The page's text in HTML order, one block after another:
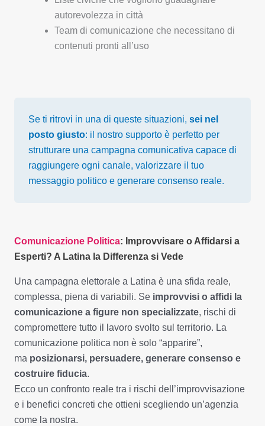
autorevolezza in città
Team di comunicazione che necessitano di
contenuti pronti all’uso
Se ti ritrovi in una di queste situazioni, sei nel
posto giusto: il nostro supporto è perfetto per
strutturare una campagna comunicativa capace di
raggiungere ogni canale, valorizzare il tuo
messaggio politico e generare consenso reale.
Comunicazione Politica: Improvvisare o Affidarsi a
Esperti? A Latina la Differenza si Vede
Una campagna elettorale a Latina è una sfida reale,
complessa, piena di variabili. Se improvvisi o affidi la
comunicazione a figure non specializzate, rischi di
compromettere tutto il lavoro svolto sul territorio. La
comunicazione politica non è solo “apparire”,
ma posizionarsi, persuadere, generare consenso e
costruire fiducia.
Ecco un confronto reale tra i rischi dell’improvvisazione
e i benefici concreti che ottieni scegliendo un’agenzia
come la nostra.